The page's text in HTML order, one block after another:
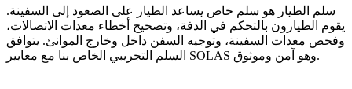
سلم الطيار هو سلم خاص يساعد الطيار على الصعود إلى السفينة.
يقوم الطيارون بالتحكم في الدفة، وتصحيح أخطاء معدات الاتصالات،
وفحص معدات السفينة، وتوجيه السفن داخل وخارج الموانئ. يتوافق
السلم التجريبي الخاص بنا مع معايير SOLAS وهو آمن وموثوق.